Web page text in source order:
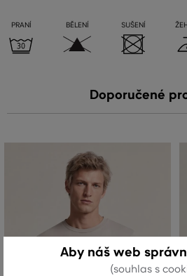
PRANÍ BĚLENÍ SUŠENÍ
Doporučené
Aby náš web
(souhlas s